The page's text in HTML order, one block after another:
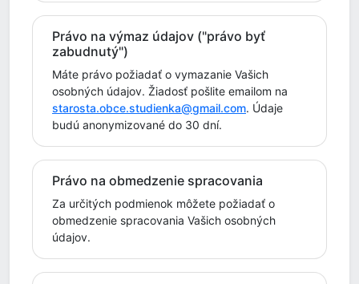
Právo na výmaz údajov ("právo byť
zabudnutý")
Máte právo požiadať o vymazanie Vašich
osobných údajov. Žiadosť pošlite emailom na
starosta.obce.studienka@gmail.com. Údaje
budú anonymizované do 30 dní.
Právo na obmedzenie spracovania
Za určitých podmienok môžete požiadať o
obmedzenie spracovania Vašich osobných
údajov.